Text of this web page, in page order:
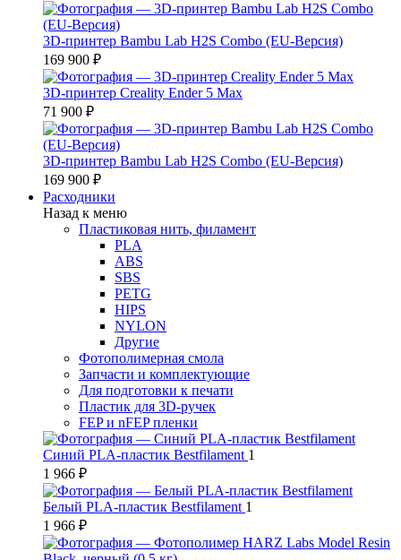
3D-принтер Bambu Lab H2S Combo (EU-Версия)
169 900 ₽
3D-принтер Creality Ender 5 Max
71 900 ₽
3D-принтер Bambu Lab H2S Combo (EU-Версия)
169 900 ₽
Расходники
Назад к меню
Пластиковая нить, филамент
PLA
ABS
SBS
PETG
HIPS
NYLON
Другие
Фотополимерная смола
Запчасти и комплектующие
Для подготовки к печати
Пластик для 3D-ручек
FEP и nFEP пленки
Синий PLA-пластик Bestfilament 1
1 966 ₽
Белый PLA-пластик Bestfilament 1
1 966 ₽